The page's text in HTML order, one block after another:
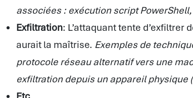
associées : exécution script
Exfiltration: L’attaquant tente
aurait la maîtrise. Exemples de
protocole réseau alternatif vers une
exfiltration depuis un appareil